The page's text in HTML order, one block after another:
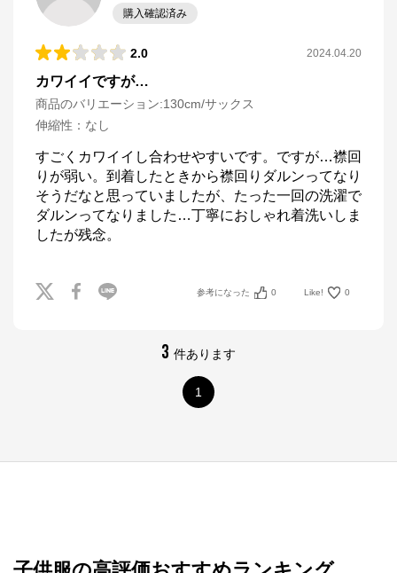
購入確認済み
2.0 2024.04.20
カワイイですが…
商品のバリエーション:130cm/サックス
伸縮性 ： なし
すごくカワイイし合わせやすいです。ですが…襟回
りが弱い。到着したときから襟回りダルンってなり
そうだなと思っていましたが、たった一回の洗濯で
ダルンってなりました…丁寧におしゃれ着洗いしま
したが残念。
参考になった 0 Like! 0
3 件あります
1